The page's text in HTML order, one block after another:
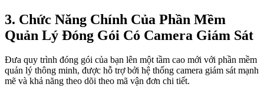
3. Chức Năng Chính Của Phần Mềm
Quản Lý Đóng Gói Có Camera Giám Sát
Đưa quy trình đóng gói của bạn lên một tầm cao mới với phần mềm
quản lý thông minh, được hỗ trợ bởi hệ thống camera giám sát mạnh
mẽ và khả năng theo dõi theo mã vận đơn chi tiết.